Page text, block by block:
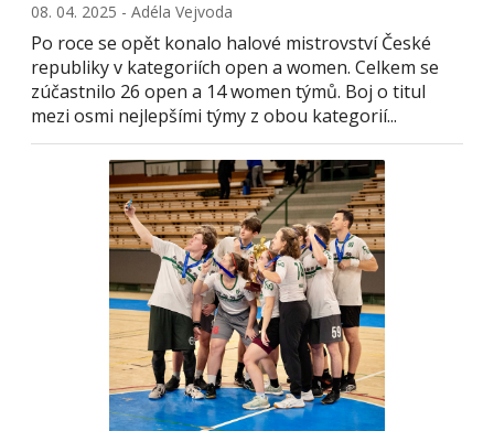
08. 04. 2025 - Adéla Vejvoda
Po roce se opět konalo halové mistrovství České
republiky v kategoriích open a women. Celkem se
zúčastnilo 26 open a 14 women týmů. Boj o titul
mezi osmi nejlepšími týmy z obou kategorií...